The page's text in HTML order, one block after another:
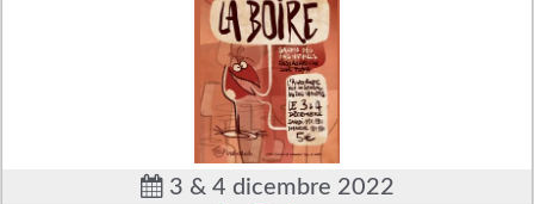
3 & 4 dicembre 2022